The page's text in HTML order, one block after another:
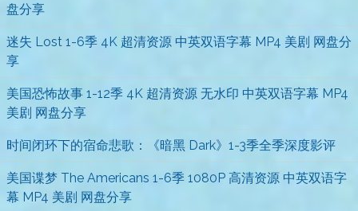
盘分享
迷失 Lost 1-6季 4K 超清资源 中英双语字幕 MP4 美剧 网盘分
享
美国恐怖故事 1-12季 4K 超清资源 无水印 中英双语字幕 MP4
美剧 网盘分享
时间闭环下的宿命悲歌：《暗黑 Dark》1-3季全季深度影评
美国谍梦 The Americans 1-6季 1080P 高清资源 中英双语字
幕 MP4 美剧 网盘分享